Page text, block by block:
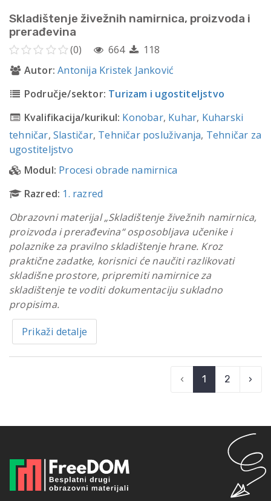
Skladištenje živežnih namirnica, proizvoda i
prerađevina
(0) 664
118
Autor: Antonija Kristek Janković
Područje/sektor: Turizam i ugostiteljstvo
Kvalifikacija/kurikul: Konobar, Kuhar, Kuharski
tehničar,Slastičar, Tehničar posluživanja, Tehničar za
ugostiteljstvo
Modul: Procesi obrade namirnica
Razred: 1. razred
Obrazovni materijal „Skladištenje živežnih namirnica,
proizvoda i prerađevina“ osposobljava učenike i
polaznike za pravilno skladištenje hrane. Kroz
praktične zadatke, korisnici će naučiti razlikovati
skladišne prostore, pripremiti namirnice za
skladištenje te voditi dokumentaciju sukladno
propisima.
Prikaži detalje
‹ 1 2 ›